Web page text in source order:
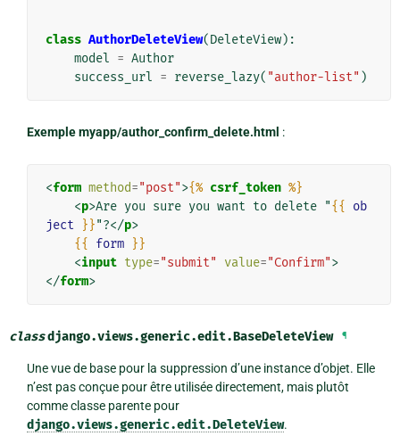
class AuthorDeleteView(DeleteView):
model = Author
success_url = reverse_lazy( "author-list" )
Exemple myapp/author_confirm_delete.html :
<form method="post">{% csrf_token %}
<p>Are you sure you want to delete "{{
ob
ject
}}"?</p>
{{
form
}}
<input type="submit" value="Confirm">
</form>
classdjango.views.generic.edit.BaseDeleteView ¶
Une vue de base pour la suppression d’une instance d’objet. Elle
n’est pas conçue pour être utilisée directement, mais plutôt
comme classe parente pour
django.views.generic.edit.DeleteView.